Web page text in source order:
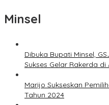
Minsel
Dibuka Bupati Minsel,
Sukses Gelar Rakerda di
Marijo Sukseskan
Tahun 2024